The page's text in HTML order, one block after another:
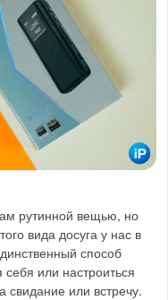
рутинной вещью, но
вида досуга у нас в
способ
себя или настроиться
свидание или встречу.